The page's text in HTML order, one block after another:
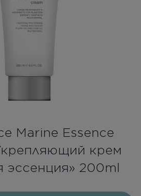
Marine Essence
крем
эссенция» 200ml